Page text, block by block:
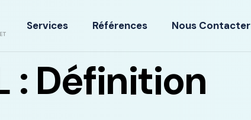
Services Références Nous Contacter
: Définition